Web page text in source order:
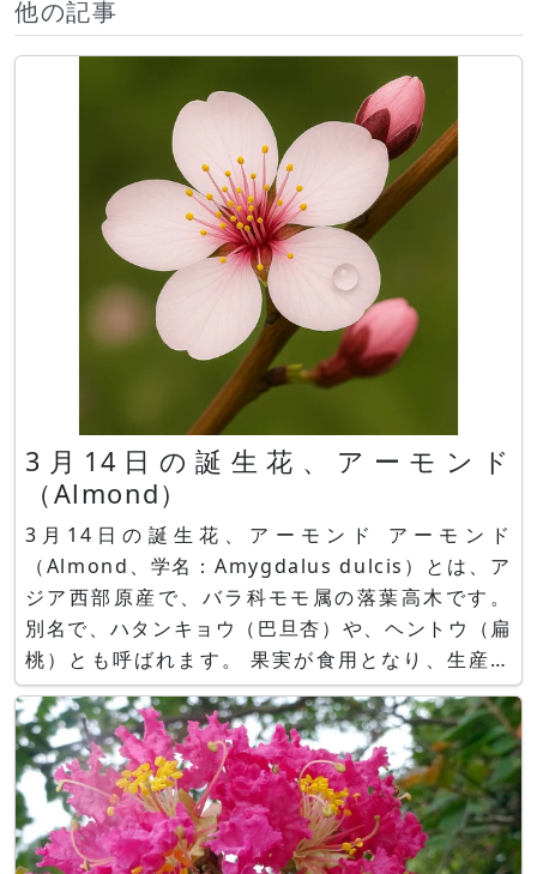
他の記事
3月14日の誕生花、アーモンド
（Almond）
3月14日の誕生花、アーモンド アーモンド
（Almond、学名：Amygdalus dulcis）とは、ア
ジア西部原産で、バラ科モモ属の落葉高木です。
別名で、ハタンキョウ（巴旦杏）や、ヘントウ（扁
桃）とも呼ばれます。 果実が食用となり、生産地
は日本では、小豆島、海外では南欧、米国カルフォ
ルニア州、豪州が知られます。 樹高は4～10 mで
すが、摘み取りのため5 m程で栽培しています。
葉の展開